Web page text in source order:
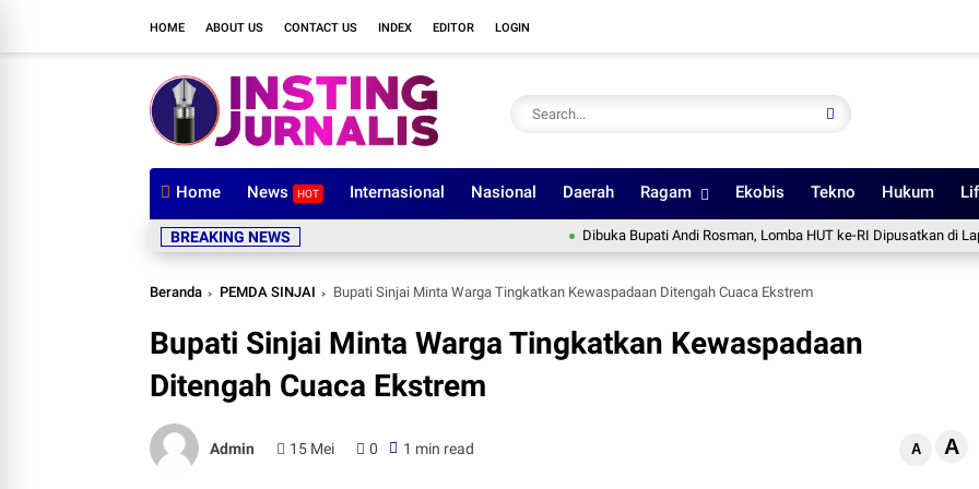
HOME ABOUT US CONTACT US INDEX EDITOR LOGIN
Home News HOT Internasional Nasional Daerah Ragam Ekobis Tekno Hukum
BREAKING NEWS Dibuka Bupati Andi Rosman, Lomba HUT ke-RI Dipusatkan di Lapangan
Beranda PEMDA SINJAI Bupati Sinjai Minta Warga Tingkatkan Kewaspadaan Ditengah Cuaca Ekstrem
Bupati Sinjai Minta Warga Tingkatkan Kewaspadaan
Ditengah Cuaca Ekstrem
Admin 15 Mei 0 1 min read A A